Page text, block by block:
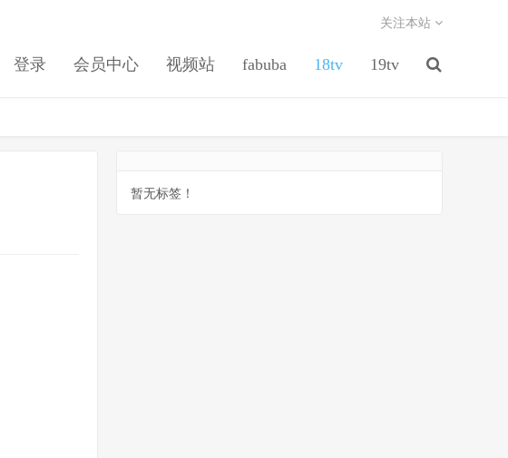
登录 会员中心 视频站 fabuba 18tv 19tv
关注本站
暂无标签！